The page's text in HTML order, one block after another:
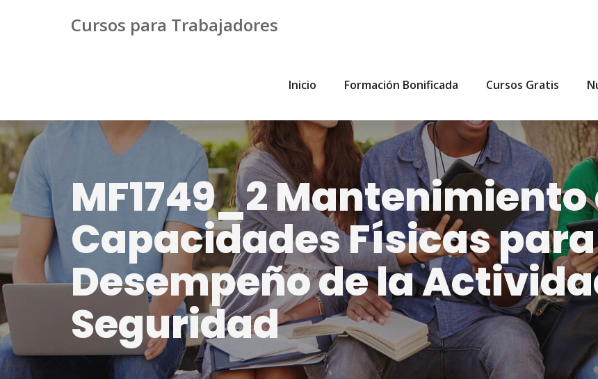
Cursos para Trabajadores
Inicio Formación Bonificada Cursos Gratis
MF1749_2 Mantenimiento
Capacidades Físicas
Desempeño de la
Seguridad